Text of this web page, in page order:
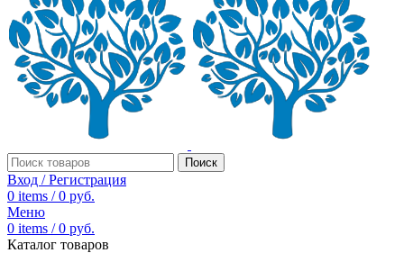
Поиск
Вход / Регистрация
0 items / 0 руб.
Меню
0 items / 0 руб.
Каталог товаров